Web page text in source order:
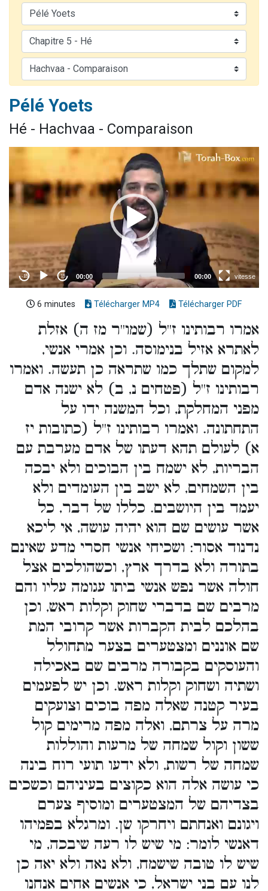
61 personnes viennent de demander une bénédiction
Ariel vient de donner son Maasser
Il reste 49 places pour étudier en groupe sur Zoom
Eva vient de donner son Maasser
Pélé Yoets
Hé - Hachvaa - Comparaison
6 minutes Télécharger MP4 Télécharger PDF
אמרו רבותינו ז''ל (שמו''ר מז ה) אזלת
לאתרא אזיל בנימוסה. וכן אמרי אנשי,
למקום שתלך כמו שתראה כן תעשה. ואמרו
רבותינו ז''ל (פטחים נ, ב) לא ישנה אדם
מפני המחלקת, וכל המשנה ידו על
התחתונה. ואמרו רבותינו ז''ל (כתובות יז
א) לעולם תהא דעתו של אדם מערבת עם
הבריות, לא ישמח בין הבוכים ולא יבכה
בין השמחים, לא ישב בין העומדים ולא
יעמד בין היושבים. כללו של דבר, כל
אשר עושים שם הוא יהיה עושה, אי ליכא
נדנוד אסור: ושכיחי אנשי חסרי מדע שאינם
בתורה ולא בדרך ארץ, וכשהולכים אצל
חולה אשר נפש אנשי ביתו עגומה עליו והם
מרבים שם בדברי שחוק וקלות ראש, וכן
בהלכם לבית הקברות אשר קרובי המת
שם אוננים ומצטערים בצער מתחולל
והעוסקים בקבורה מרבים שם באכילה
ושתיה ושחוק וקלות ראש. וכן יש לפעמים
בעיר קטנה שאלה מפה בוכים וצועקים
מרה על צרתם, ואלה מפה מרימים קול
ששון וקול שמחה של מרעות והוללות
שמחה של רשות, ולא ידעו תועי רוח בינה
כי עושה אלה הוא כקוצים בעיניהם וכשכים
בצדיהם של המצטערים ומוסיף צערם
ויגונם ואנחתם ויחרקו שן. ומרגלא בפמיהו
דאנשי לומר: מי שיש לו רעה שיבכה, מי
שיש לו טובה שישמח, ולא נאה ולא יאה כן
לנו עם בני ישראל, כי אנשים אחים אנחנו